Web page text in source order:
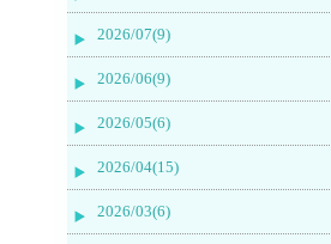
2026/07(9)
2026/06(9)
2026/05(6)
2026/04(15)
2026/03(6)